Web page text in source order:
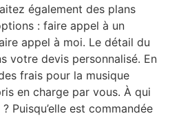
également des plans
: faire appel à un
appel à moi. Le détail du
votre devis personnalisé. En
frais pour la musique
en charge par vous. À qui
Puisqu’elle est commandée